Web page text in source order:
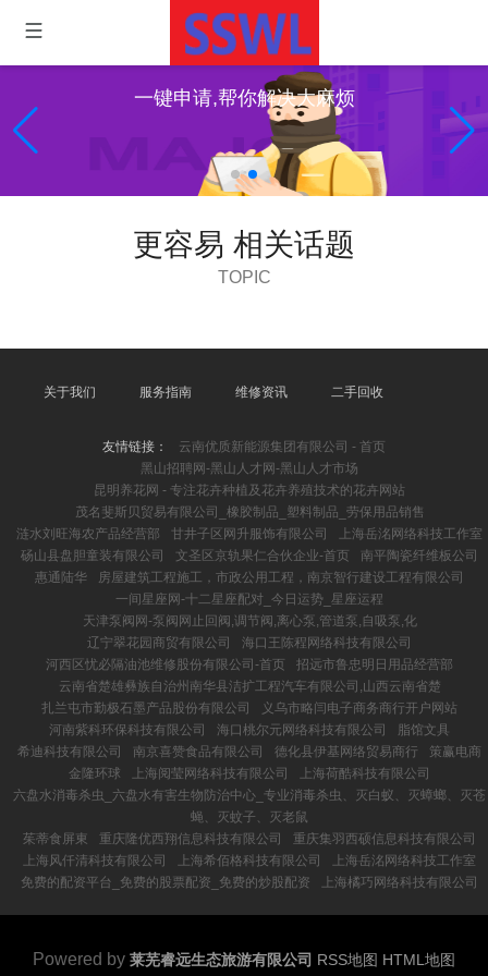
一键申请,帮你解决大麻烦
更容易 相关话题
TOPIC
关于我们 服务指南 维修资讯 二手回收
友情链接：
云南优质新能源集团有限公司 - 首页
黑山招聘网-黑山人才网-黑山人才市场
昆明养花网 - 专注花卉种植及花卉养殖技术的花卉网站
茂名斐斯贝贸易有限公司_橡胶制品_塑料制品_劳保用品销售
涟水刘旺海农产品经营部
甘井子区网升服饰有限公司
上海岳洺网络科技工作室
砀山县盘胆童装有限公司
文圣区京轨果仁合伙企业-首页
南平陶瓷纤维板公司
惠通陆华
房屋建筑工程施工，市政公用工程，南京智行建设工程有限公司
一间星座网-十二星座配对_今日运势_星座运程
天津泵阀网-泵阀网止回阀,调节阀,离心泵,管道泵,自吸泵,化
辽宁翠花园商贸有限公司
海口王陈程网络科技有限公司
河西区忧必隔油池维修股份有限公司-首页
招远市鲁忠明日用品经营部
云南省楚雄彝族自治州南华县洁扩工程汽车有限公司,山西云南省楚
扎兰屯市勤极石墨产品股份有限公司
义乌市略闫电子商务商行开户网站
河南紫科环保科技有限公司
海口桃尔元网络科技有限公司
脂馆文具
希迪科技有限公司
南京喜赞食品有限公司 德化县伊基网络贸易商行
策赢电商
金隆环球
上海阅莹网络科技有限公司
上海荷酷科技有限公司
六盘水消毒杀虫_六盘水有害生物防治中心_专业消毒杀虫、灭白蚁、灭蟑螂、灭苍
蝇、灭蚊子、灭老鼠
茱蒂食屏東
重庆隆优西翔信息科技有限公司
重庆集羽西硕信息科技有限公司
上海风仟清科技有限公司
上海希佰格科技有限公司
上海岳洺网络科技工作室
免费的配资平台_免费的股票配资_免费的炒股配资
上海橘巧网络科技有限公司
Powered by 莱芜睿远生态旅游有限公司 RSS地图 HTML地图